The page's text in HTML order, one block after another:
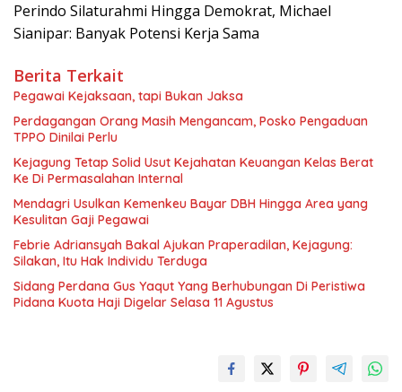
Perindo Silaturahmi Hingga Demokrat, Michael
Sianipar: Banyak Potensi Kerja Sama
Berita Terkait
Pegawai Kejaksaan, tapi Bukan Jaksa
Perdagangan Orang Masih Mengancam, Posko Pengaduan
TPPO Dinilai Perlu
Kejagung Tetap Solid Usut Kejahatan Keuangan Kelas Berat
Ke Di Permasalahan Internal
Mendagri Usulkan Kemenkeu Bayar DBH Hingga Area yang
Kesulitan Gaji Pegawai
Febrie Adriansyah Bakal Ajukan Praperadilan, Kejagung:
Silakan, Itu Hak Individu Terduga
Sidang Perdana Gus Yaqut Yang Berhubungan Di Peristiwa
Pidana Kuota Haji Digelar Selasa 11 Agustus